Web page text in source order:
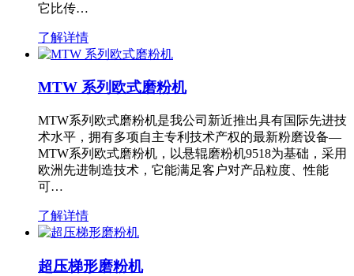
它比传…
了解详情
MTW 系列欧式磨粉机
MTW系列欧式磨粉机是我公司新近推出具有国际先进技
术水平，拥有多项自主专利技术产权的最新粉磨设备—
MTW系列欧式磨粉机，以悬辊磨粉机9518为基础，采用
欧洲先进制造技术，它能满足客户对产品粒度、性能
可…
了解详情
超压梯形磨粉机